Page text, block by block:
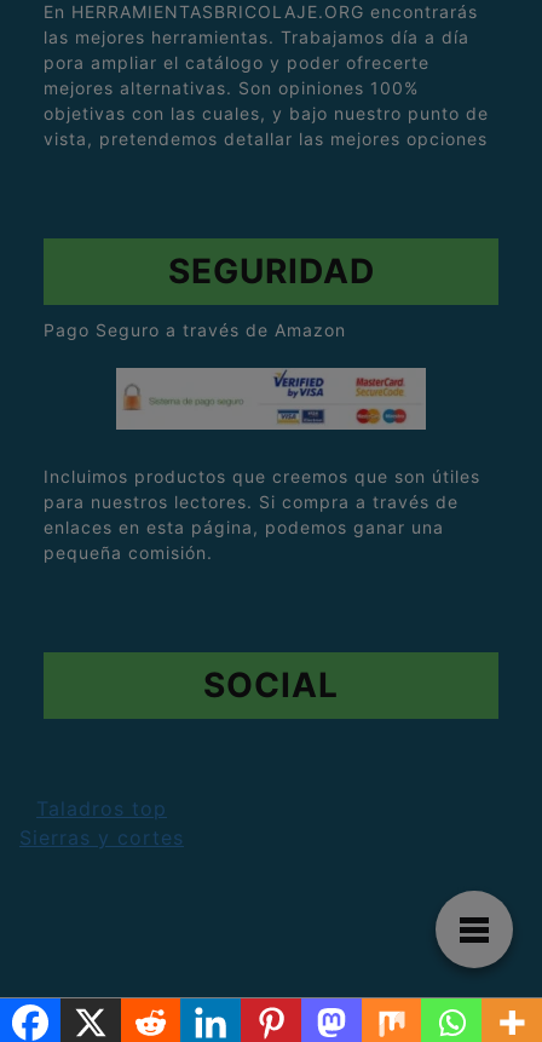
En HERRAMIENTASBRICOLAJE.ORG encontrarás
las mejores herramientas. Trabajamos día a día
pora ampliar el catálogo y poder ofrecerte
mejores alternativas. Son opiniones 100%
objetivas con las cuales, y bajo nuestro punto de
vista, pretendemos detallar las mejores opciones
SEGURIDAD
Pago Seguro a través de Amazon
Incluimos productos que creemos que son útiles
para nuestros lectores. Si compra a través de
enlaces en esta página, podemos ganar una
pequeña comisión.
SOCIAL
Taladros top
Sierras y cortes
La mejor web de información de herramientas